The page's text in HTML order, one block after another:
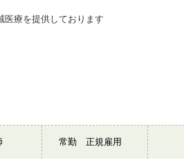
医療を提供しております
常勤 正規雇用